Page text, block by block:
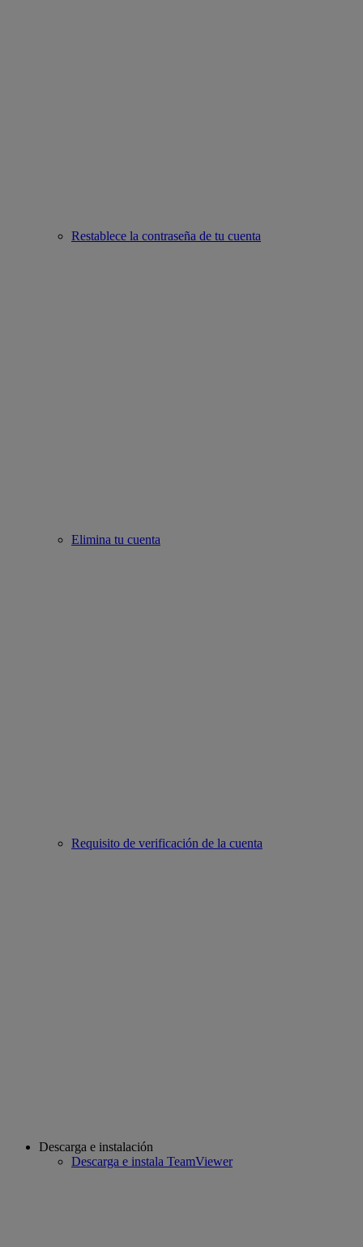
Restablece la contraseña de tu cuenta
Elimina tu cuenta
Requisito de verificación de la cuenta
Descarga e instalación
Descarga e instala TeamViewer